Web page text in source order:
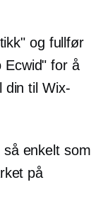
og fullfør
Ecwid" for å
din til Wix-
så enkelt som
på